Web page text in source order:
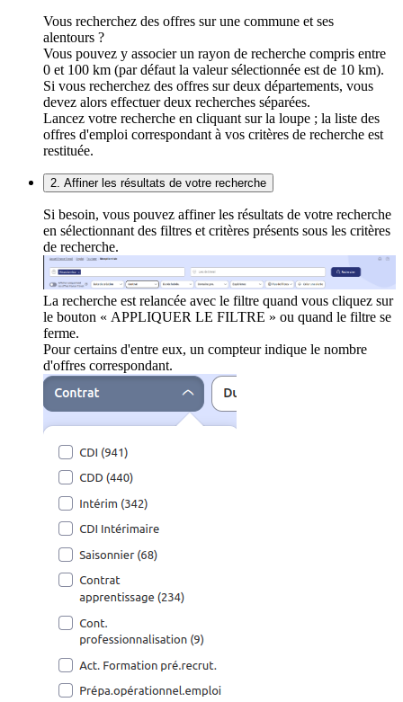
Vous recherchez des offres sur une commune et ses
alentours ?
Vous pouvez y associer un rayon de recherche compris entre
0 et 100 km (par défaut la valeur sélectionnée est de 10 km).
Si vous recherchez des offres sur deux départements, vous
devez alors effectuer deux recherches séparées.
Lancez votre recherche en cliquant sur la loupe ; la liste des
offres d'emploi correspondant à vos critères de recherche est
restituée.
2. Affiner les résultats de votre recherche
Si besoin, vous pouvez affiner les résultats de votre recherche
en sélectionnant des filtres et critères présents sous les critères
de recherche.
La recherche est relancée avec le filtre quand vous cliquez sur
le bouton « APPLIQUER LE FILTRE » ou quand le filtre se
ferme.
Pour certains d'entre eux, un compteur indique le nombre
d'offres correspondant.